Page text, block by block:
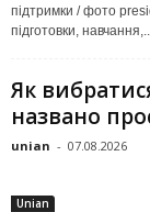
підтримки / фото
підготовки,
Як
названо
unian - 07.08.2026
Unian